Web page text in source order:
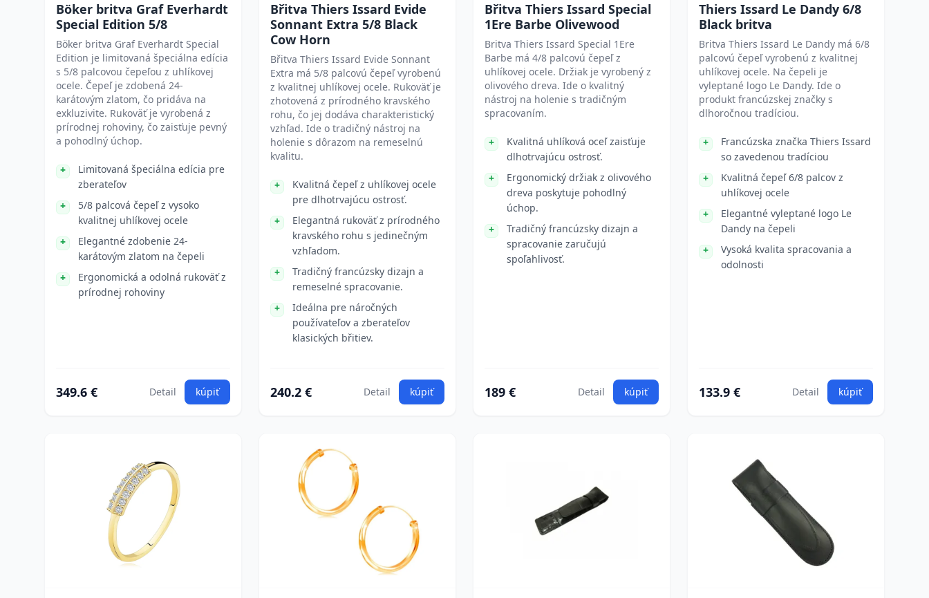
Böker britva Graf Everhardt
Special Edition 5/8
Böker britva Graf Everhardt Special
Edition je limitovaná špeciálna edícia
s 5/8 palcovou čepeľou z uhlíkovej
ocele. Čepeľ je zdobená 24-
karátovým zlatom, čo pridáva na
exkluzivite. Rukoväť je vyrobená z
prírodnej rohoviny, čo zaisťuje pevný
a pohodlný úchop.
Limitovaná špeciálna edícia pre
zberateľov
5/8 palcová čepeľ z vysoko
kvalitnej uhlíkovej ocele
Elegantné zdobenie 24-
karátovým zlatom na čepeli
Ergonomická a odolná rukoväť z
prírodnej rohoviny
349.6 € Detail kúpiť
Břitva Thiers Issard Evide
Sonnant Extra 5/8 Black
Cow Horn
Břitva Thiers Issard Evide Sonnant
Extra má 5/8 palcovú čepeľ vyrobenú
z kvalitnej uhlíkovej ocele. Rukoväť je
zhotovená z prírodného kravského
rohu, čo jej dodáva charakteristický
vzhľad. Ide o tradičný nástroj na
holenie s dôrazom na remeselnú
kvalitu.
Kvalitná čepeľ z uhlíkovej ocele
pre dlhotrvajúcu ostrosť.
Elegantná rukoväť z prírodného
kravského rohu s jedinečným
vzhľadom.
Tradičný francúzsky dizajn a
remeselné spracovanie.
Ideálna pre náročných
používateľov a zberateľov
klasických břitiev.
240.2 € Detail kúpiť
Břitva Thiers Issard Special
1Ere Barbe Olivewood
Britva Thiers Issard Special 1Ere
Barbe má 4/8 palcovú čepeľ z
uhlíkovej ocele. Držiak je vyrobený z
olivového dreva. Ide o kvalitný
nástroj na holenie s tradičným
spracovaním.
Kvalitná uhlíková oceľ zaisťuje
dlhotrvajúcu ostrosť.
Ergonomický držiak z olivového
dreva poskytuje pohodlný
úchop.
Tradičný francúzsky dizajn a
spracovanie zaručujú
spoľahlivosť.
189 € Detail kúpiť
Thiers Issard Le Dandy 6/8
Black britva
Britva Thiers Issard Le Dandy má 6/8
palcovú čepeľ vyrobenú z kvalitnej
uhlíkovej ocele. Na čepeli je
vyleptané logo Le Dandy. Ide o
produkt francúzskej značky s
dlhoročnou tradíciou.
Francúzska značka Thiers Issard
so zavedenou tradíciou
Kvalitná čepeľ 6/8 palcov z
uhlíkovej ocele
Elegantné vyleptané logo Le
Dandy na čepeli
Vysoká kvalita spracovania a
odolnosti
133.9 € Detail kúpiť